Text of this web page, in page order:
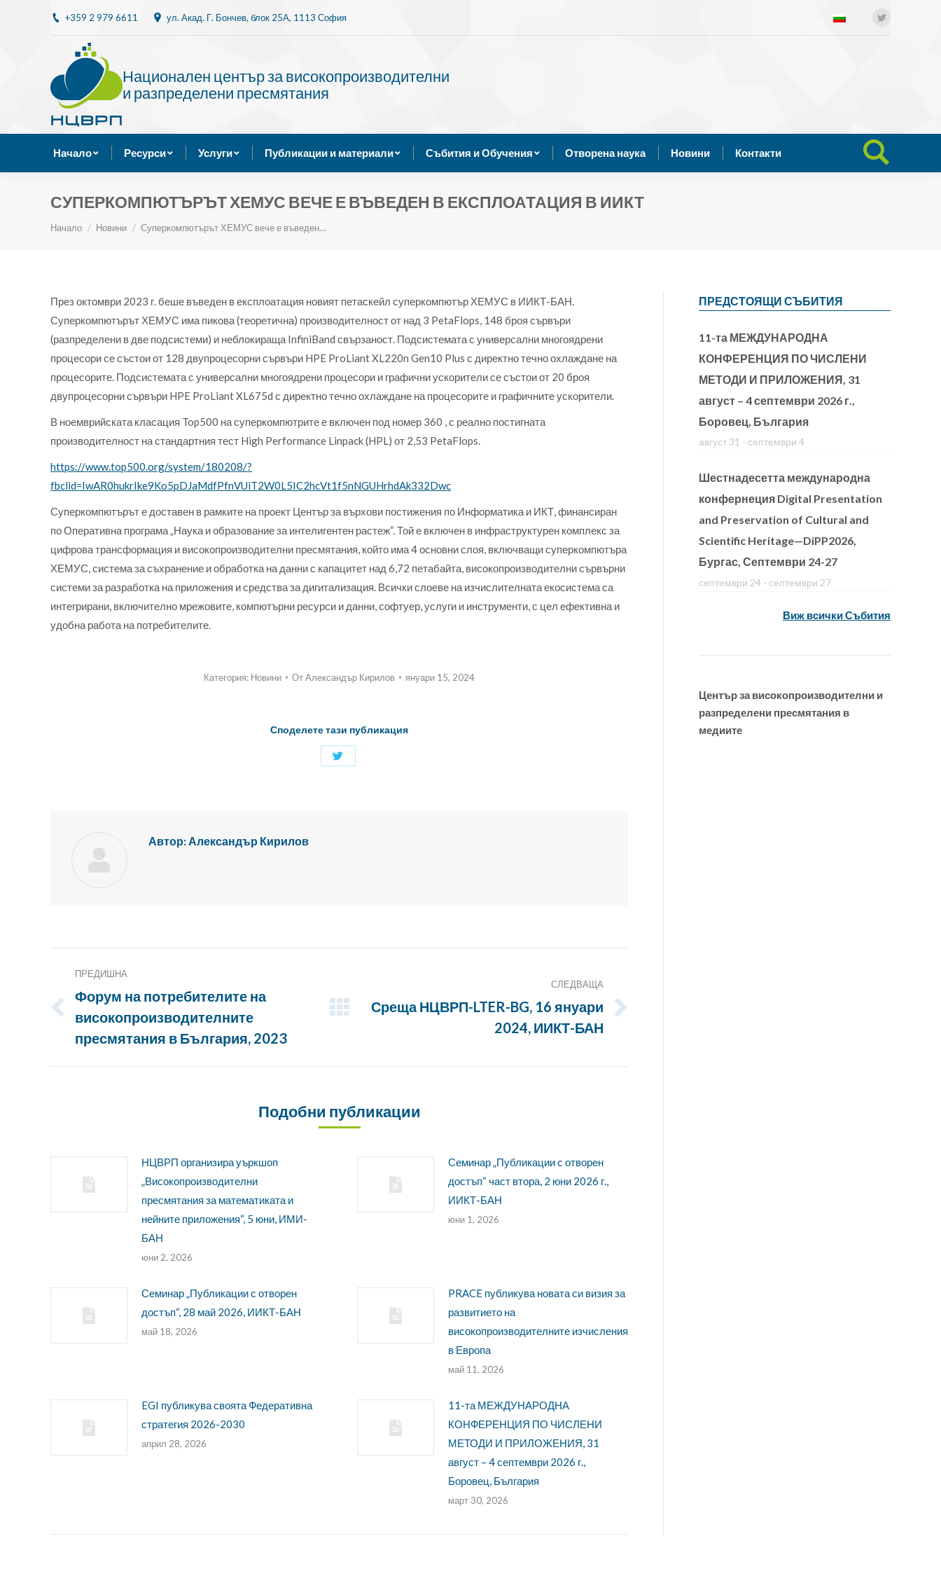
+359 2 979 6611 ул. Акад. Г. Бончев, блок 25A, 1113 София
Национален център за високопроизводителни
и разпределени пресмятания
Начало Ресурси Услуги Публикации и материали Събития и Обучения Отворена наука Новини Контакти Search:
СУПЕРКОМПЮТЪРЪТ ХЕМУС ВЕЧЕ Е ВЪВЕДЕН В ЕКСПЛОАТАЦИЯ В ИИКТ
Ти си тук:
Начало Новини Суперкомпютърът ХЕМУС вече е въведен…
През октомври 2023 г. беше въведен в експлоатация новият петаскейл суперкомпютър ХЕМУС в ИИКТ-БАН.
Суперкомпютърът ХЕМУС има пикова (теоретична) производителност от над 3 PetaFlops, 148 броя сървъри
(разпределени в две подсистеми) и неблокираща InfiniBand свързаност. Подсистемата с универсални многоядрени
процесори се състои от 128 двупроцесорни сървъри HPE ProLiant XL220n Gen10 Plus с директно течно охлаждане на
процесорите. Подсистемата с универсални многоядрени процесори и графични ускорители се състои от 20 броя
двупроцесорни сървъри HPE ProLiant XL675d с директно течно охлаждане на процесорите и графичните ускорители.
В ноемврийската класация Top500 на суперкомпютрите е включен под номер 360 , с реално постигната
производителност на стандартния тест High Performance Linpack (HPL) от 2,53 PetaFlops.
https://www.top500.org/system/180208/?
fbclid=IwAR0hukrIke9Ko5pDJaMdfPfnVUiT2W0L5IC2hcVt1f5nNGUHrhdAk332Dwc
Суперкомпютърът е доставен в рамките на проект Център за върхови постижения по Информатика и ИКТ, финансиран
по Оперативна програма „Наука и образование за интелигентен растеж“. Той е включен в инфраструктурен комплекс за
цифрова трансформация и високопроизводителни пресмятания, който има 4 основни слоя, включващи суперкомпютъра
ХЕМУС, система за съхранение и обработка на данни с капацитет над 6,72 петабайта, високопроизводителни сървърни
системи за разработка на приложения и средства за дигитализация. Всички слоеве на изчислителната екосистема са
интегрирани, включително мрежовите, компютърни ресурси и данни, софтуер, услуги и инструменти, с цел ефективна и
удобна работа на потребителите.
Категория: Новини ОтАлександър Кирилов януари 15, 2024
Споделете тази публикация
Автор: Александър Кирилов
Навигация
ПРЕДИШНА
Предишна
публикация:
Форум на потребителите на
високопроизводителните
пресмятания в България, 2023
СЛЕДВАЩА
Следващата
Среща НЦВРП-LTER-BG, 16 януари
2024, ИИКТ-БАН
Подобни публикации
НЦВРП организира уъркшоп
„Високопроизводителни
пресмятания за математиката и
нейните приложения“, 5 юни, ИМИ-
БАН
юни 2, 2026
Семинар „Публикации с отворен
достъп“ част втора, 2 юни 2026 г.,
ИИКТ-БАН
юни 1, 2026
Семинар „Публикации с отворен
достъп“, 28 май 2026, ИИКТ-БАН
май 18, 2026
PRACE публикува новата си визия за
развитието на
високопроизводителните изчисления
в Европа
май 11, 2026
EGI публикува своята Федеративна
стратегия 2026-2030
април 28, 2026
11-та МЕЖДУНАРОДНА
КОНФЕРЕНЦИЯ ПО ЧИСЛЕНИ
МЕТОДИ И ПРИЛОЖЕНИЯ, 31
август – 4 септември 2026 г.,
Боровец, България
март 30, 2026
ПРЕДСТОЯЩИ СЪБИТИЯ
11-та МЕЖДУНАРОДНА
КОНФЕРЕНЦИЯ ПО ЧИСЛЕНИ
МЕТОДИ И ПРИЛОЖЕНИЯ, 31
август – 4 септември 2026 г.,
Боровец, България
август 31 - септември 4
Шестнадесетта международна
конфернеция Digital Presentation
and Preservation of Cultural and
Scientific Heritage—DiPP2026,
Бургас, Септември 24-27
септември 24 - септември 27
Виж всички Събития
Център за високопроизводителни и
разпределени пресмятания в
медиите
Начало Ресурси Услуги
Search: